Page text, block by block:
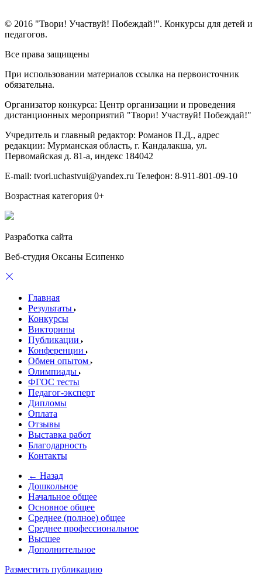
© 2016 "Твори! Участвуй! Побеждай!". Конкурсы для детей и
педагогов.
Все права защищены
При использовании материалов ссылка на первоисточник
обязательна.
Организатор конкурса: Центр организации и проведения
дистанционных мероприятий "Твори! Участвуй! Побеждай!"
Учредитель и главный редактор: Романов П.Д., адрес
редакции: Мурманская область, г. Кандалакша, ул.
Первомайская д. 81-а, индекс 184042
E-mail: tvori.uchastvui@yandex.ru Телефон: 8-911-801-09-10
Возрастная категория 0+
Разработка сайта
Веб-студия Оксаны Есипенко
Главная
Результаты
Конкурсы
Викторины
Публикации
Конференции
Обмен опытом
Олимпиады
ФГОС тесты
Педагог-эксперт
Дипломы
Оплата
Отзывы
Выставка работ
Благодарность
Контакты
← Назад
Дошкольное
Начальное общее
Основное общее
Среднее (полное) общее
Среднее профессиональное
Высшее
Дополнительное
Разместить публикацию